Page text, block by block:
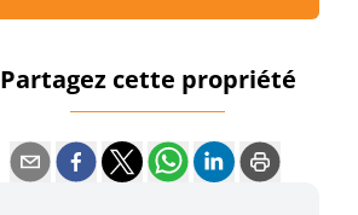
Partagez cette propriété